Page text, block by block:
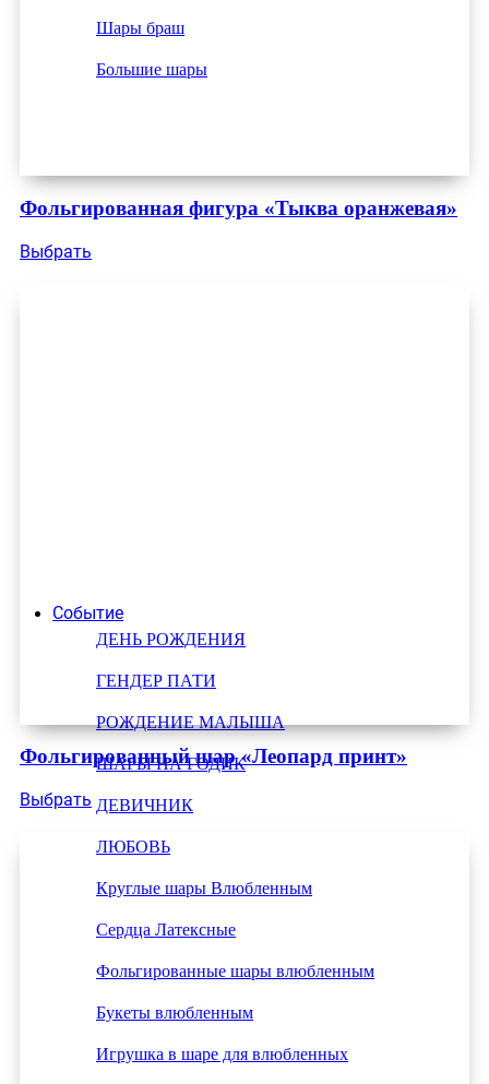
Шары браш
Большие шары
Событие
ДЕНЬ РОЖДЕНИЯ
ГЕНДЕР ПАТИ
РОЖДЕНИЕ МАЛЫША
ШАРЫ НА ГОДИК
ДЕВИЧНИК
ЛЮБОВЬ
Круглые шары Влюбленным
Сердца Латексные
Фольгированные шары влюбленным
Букеты влюбленным
Игрушка в шаре для влюбленных
Фольгированная фигура «Тыква оранжевая»
Выбрать
Фольгированный шар «Леопард принт»
Выбрать